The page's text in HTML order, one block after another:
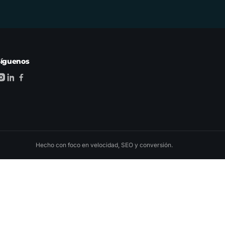
Hecho con foco en velocidad, SEO y conversión.